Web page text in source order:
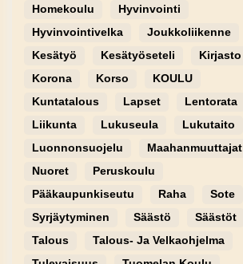
Homekoulu
Hyvinvointi
Hyvinvointivelka
Joukkoliikenne
Kesätyö
Kesätyöseteli
Kirjasto
Korona
Korso
KOULU
Kuntatalous
Lapset
Lentorata
Liikunta
Lukuseula
Lukutaito
Luonnonsuojelu
Maahanmuuttajat
Nuoret
Peruskoulu
Pääkaupunkiseutu
Raha
Sote
Syrjäytyminen
Säästö
Säästöt
Talous
Talous- Ja Velkaohjelma